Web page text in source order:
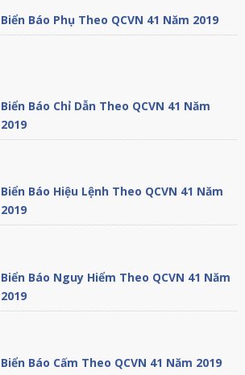
Biển Báo Phụ Theo QCVN 41 Năm 2019
Biển Báo Chỉ Dẫn Theo QCVN 41 Năm
2019
Biển Báo Hiệu Lệnh Theo QCVN 41 Năm
2019
Biển Báo Nguy Hiểm Theo QCVN 41 Năm
2019
Biển Báo Cấm Theo QCVN 41 Năm 2019